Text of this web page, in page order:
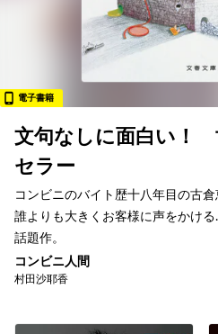
電子書籍
文句なしに面白い！
セラー
コンビニのバイト歴十八年目の古
誰よりも大きくお客様に声をかけ
話題作。
コンビニ人間
村田沙耶香